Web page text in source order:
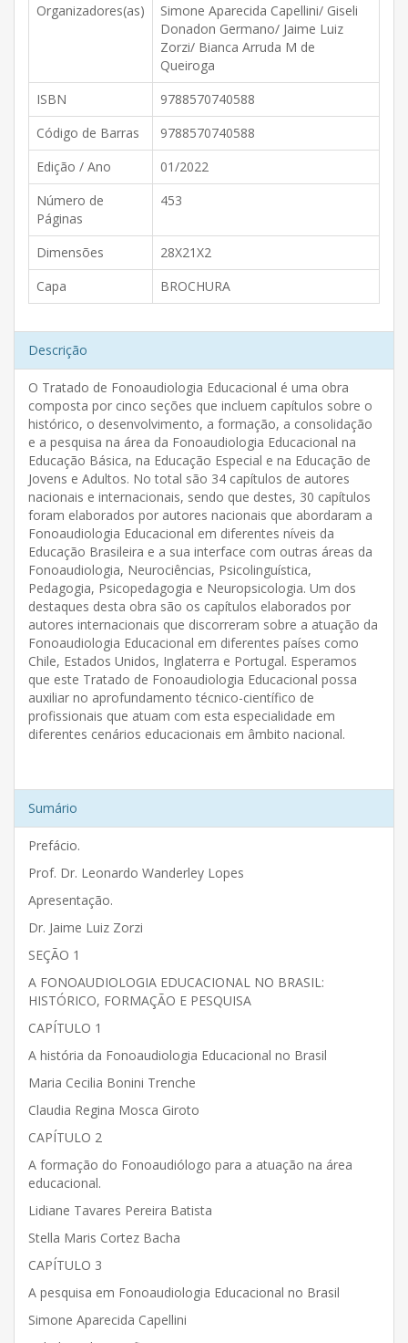
Organizadores(as)
Simone Aparecida Capellini/ Giseli
Donadon Germano/ Jaime Luiz
Zorzi/ Bianca Arruda M de
Queiroga
ISBN
9788570740588
Código de Barras
9788570740588
Edição / Ano
01/2022
Número de
Páginas
453
Dimensões
28X21X2
Capa
BROCHURA
Descrição
O Tratado de Fonoaudiologia Educacional é uma obra
composta por cinco seções que incluem capítulos sobre o
histórico, o desenvolvimento, a formação, a consolidação
e a pesquisa na área da Fonoaudiologia Educacional na
Educação Básica, na Educação Especial e na Educação de
Jovens e Adultos. No total são 34 capítulos de autores
nacionais e internacionais, sendo que destes, 30 capítulos
foram elaborados por autores nacionais que abordaram a
Fonoaudiologia Educacional em diferentes níveis da
Educação Brasileira e a sua interface com outras áreas da
Fonoaudiologia, Neurociências, Psicolinguística,
Pedagogia, Psicopedagogia e Neuropsicologia. Um dos
destaques desta obra são os capítulos elaborados por
autores internacionais que discorreram sobre a atuação da
Fonoaudiologia Educacional em diferentes países como
Chile, Estados Unidos, Inglaterra e Portugal. Esperamos
que este Tratado de Fonoaudiologia Educacional possa
auxiliar no aprofundamento técnico-científico de
profissionais que atuam com esta especialidade em
diferentes cenários educacionais em âmbito nacional.
Sumário
Prefácio.
Prof. Dr. Leonardo Wanderley Lopes
Apresentação.
Dr. Jaime Luiz Zorzi
SEÇÃO 1
A FONOAUDIOLOGIA EDUCACIONAL NO BRASIL:
HISTÓRICO, FORMAÇÃO E PESQUISA
CAPÍTULO 1
A história da Fonoaudiologia Educacional no Brasil
Maria Cecilia Bonini Trenche
Claudia Regina Mosca Giroto
CAPÍTULO 2
A formação do Fonoaudiólogo para a atuação na área
educacional.
Lidiane Tavares Pereira Batista
Stella Maris Cortez Bacha
CAPÍTULO 3
A pesquisa em Fonoaudiologia Educacional no Brasil
Simone Aparecida Capellini